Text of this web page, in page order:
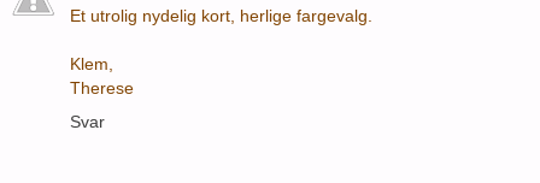
Et utrolig nydelig kort, herlige fargevalg.
Klem,
Therese
Svar